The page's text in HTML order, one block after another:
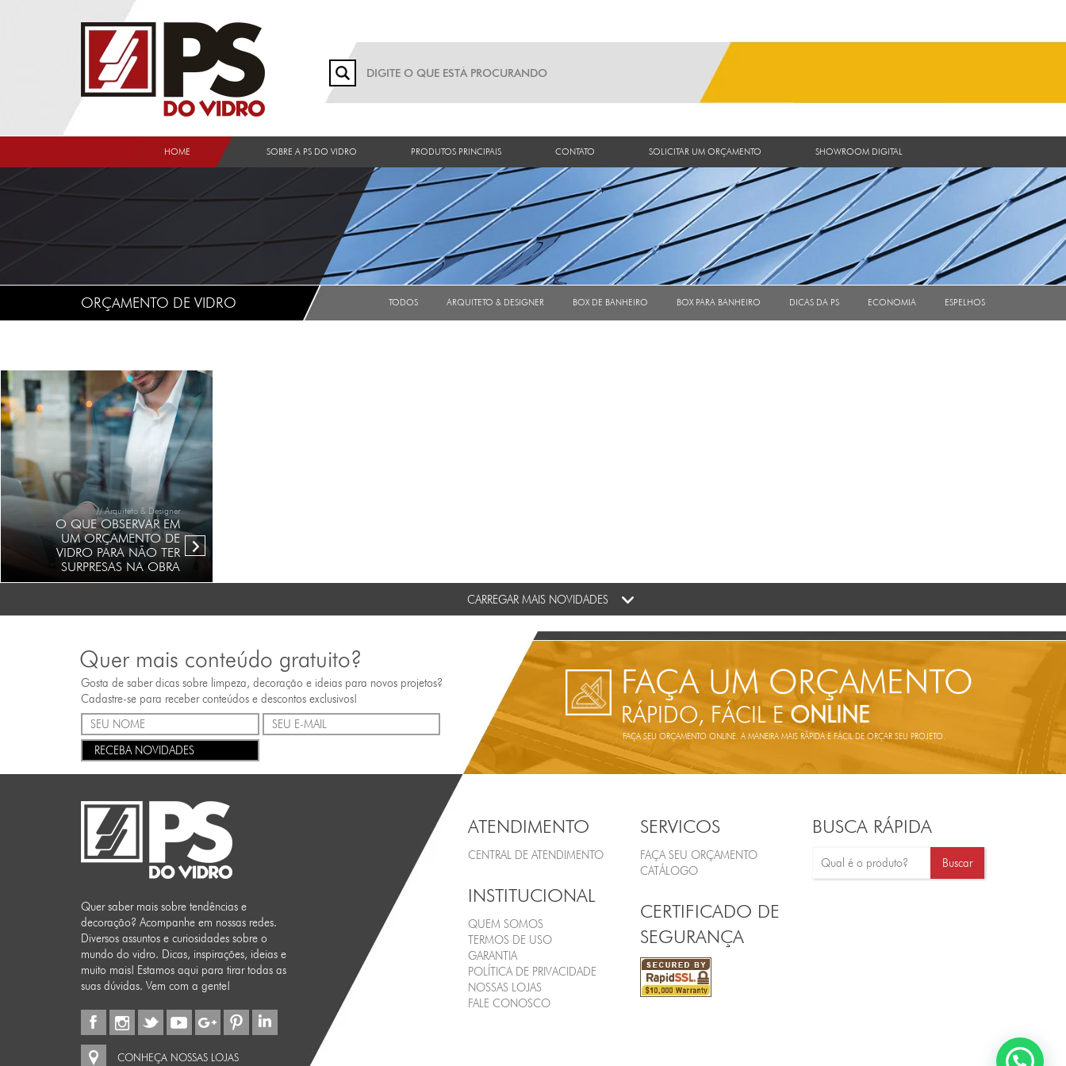
HOME SOBRE A PS DO VIDRO PRODUTOS PRINCIPAIS CONTATO SOLICITAR UM ORÇAMENTO SHOWROOM DIGITAL
ORÇAMENTO DE VIDRO TODOS ARQUITETO & DESIGNER BOX DE BANHEIRO BOX PARA BANHEIRO DICAS DA PS ECONOMIA ESPELHOS
// Arquiteto & Designer
O QUE OBSERVAR EM
UM ORÇAMENTO DE
VIDRO PARA NÃO TER
SURPRESAS NA OBRA
CARREGAR MAIS NOVIDADES
Quer mais conteúdo gratuito?
Gosta de saber dicas sobre limpeza, decoração e ideias para novos projetos?
Cadastre-se para receber conteúdos e descontos exclusivos!
RECEBA NOVIDADES
FAÇA UM ORÇAMENTO
RÁPIDO, FÁCIL EONLINE
FAÇA SEU ORÇAMENTO ONLINE. A MANEIRA MAIS RÁPIDA E FÁCIL DE ORÇAR SEU PROJETO.
Quer saber mais sobre tendências e
decoração? Acompanhe em nossas redes.
Diversos assuntos e curiosidades sobre o
mundo do vidro. Dicas, inspirações, ideias e
muito mais! Estamos aqui para tirar todas as
suas dúvidas. Vem com a gente!
CONHEÇA NOSSAS LOJAS
ATENDIMENTO
CENTRAL DE ATENDIMENTO
INSTITUCIONAL
QUEM SOMOS
TERMOS DE USO
GARANTIA
POLÍTICA DE PRIVACIDADE
NOSSAS LOJAS
FALE CONOSCO
SERVICOS
FAÇA SEU ORÇAMENTO
CATÁLOGO
CERTIFICADO DE
SEGURANÇA
BUSCA RÁPIDA